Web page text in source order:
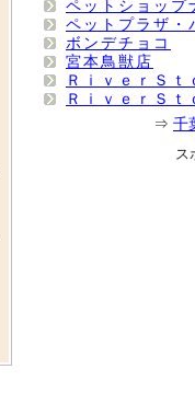
ペットショップ
ペットプラザ・
ボンデチョコ
宮本鳥獣店
ＲｉｖｅｒＳｔ
ＲｉｖｅｒＳｔ
⇒ 千
ス